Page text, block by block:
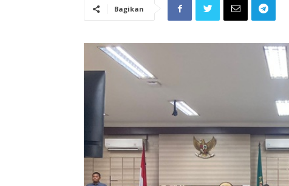
Bagikan